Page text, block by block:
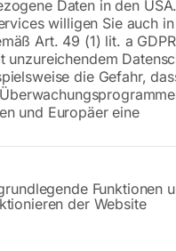
€5,40
Daten in den
willigen Sie auch
Art. 49 (1) lit. a
unzureichendem
die Gefahr,
und Europäer eine
eine Einwilligung erteilt
Funktionen
der Website